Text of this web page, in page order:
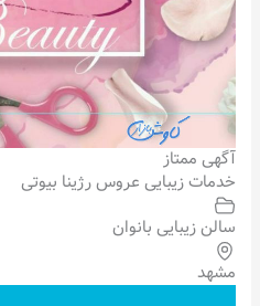
آگهی ممتاز
خدمات زیبایی عروس رژینا بیوتی
سالن زیبایی بانوان
مشهد